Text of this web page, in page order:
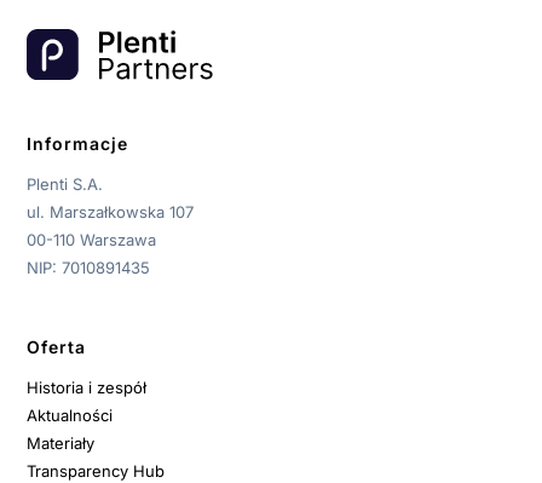
Informacje
Plenti S.A.
ul. Marszałkowska 107
00-110 Warszawa
NIP: 7010891435
Oferta
Historia i zespół
Aktualności
Materiały
Transparency Hub